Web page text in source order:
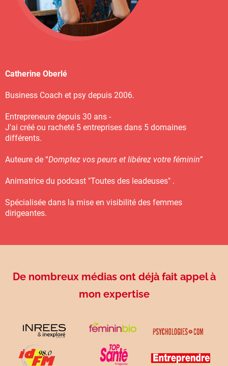
Catherine Oberlé
Business Coach et psy depuis 2006.
Entrepreneure depuis 30 ans -
J'ai créé ou racheté 5 entreprises dans 5 domaines
différents.
Auteure de “Domptez vos peurs et libérez votre féminin”
Animatrice du podcast "Toutes des leadeuses" .
Spécialisée dans la mise en visibilité des femmes
dirigeantes.
De nombreux médias ont déjà fait appel à
mon expertise